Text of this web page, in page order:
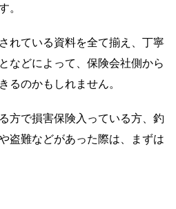
。
れている資料を全て揃え、丁寧
などによって、保険会社側から
るのかもしれません。
方で損害保険入っている方、釣
盗難などがあった際は、まずは